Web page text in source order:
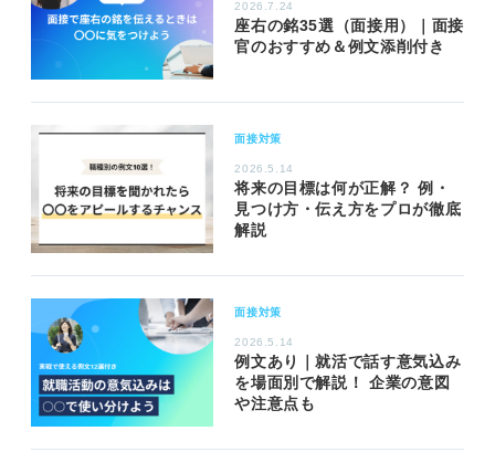
2026.7.24
座右の銘35選（面接用）｜面接
官のおすすめ＆例文添削付き
面接対策
2026.5.14
将来の目標は何が正解？ 例・
見つけ方・伝え方をプロが徹底
解説
面接対策
2026.5.14
例文あり｜就活で話す意気込み
を場面別で解説！ 企業の意図
や注意点も